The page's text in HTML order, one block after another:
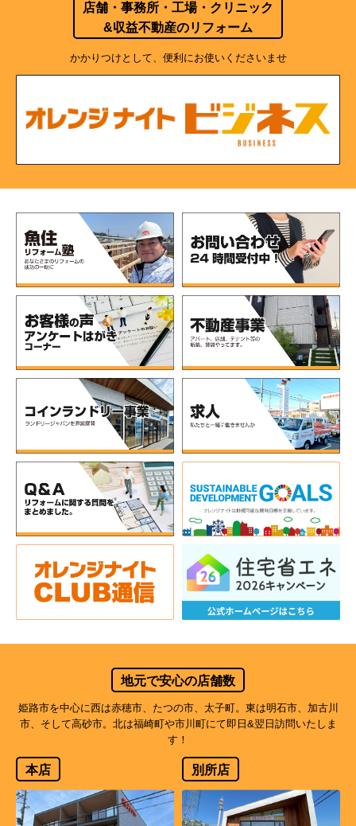
店舗・事務所・工場・クリニック
&収益不動産のリフォーム
かかりつけとして、便利にお使いくださいませ
地元で安心の店舗数
姫路市を中心に西は赤穂市、たつの市、太子町。東は明石市、加古川
市、そして高砂市。北は福崎町や市川町にて即日&翌日訪問いたしま
す！
本店 別所店